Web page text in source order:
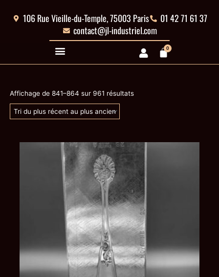
106 Rue Vieille-du-Temple, 75003 Paris
01 42 71 61 37
contact@jl-industriel.com
0
Panier
Affichage de 841–864 sur 961 résultatsdu